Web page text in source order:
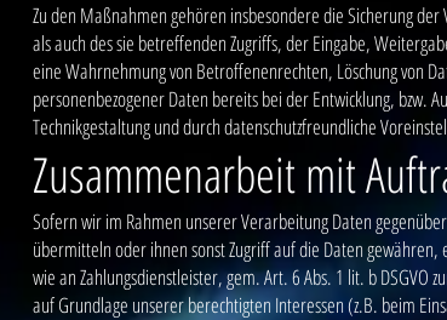
Zu den Maßnahmen gehören insbesondere die Sicherung
als auch des sie betreffenden Zugriffs, der Eingabe,
eine Wahrnehmung von Betroffenenrechten, Löschung von
personenbezogener Daten bereits bei der Entwicklung, bzw.
Technikgestaltung und durch datenschutzfreundliche
Zusammenarbeit mit
Sofern wir im Rahmen unserer Verarbeitung Daten
übermitteln oder ihnen sonst Zugriff auf die Daten
wie an Zahlungsdienstleister, gem. Art. 6 Abs. 1 lit. b
auf Grundlage unserer berechtigten Interessen (z.B. beim